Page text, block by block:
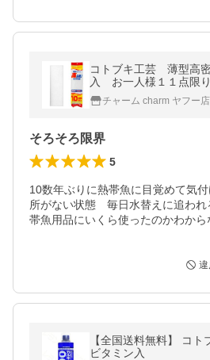
コトブキ工芸 薄型高
入 お一人様１１点限り
チャーム charm ヤフー店
そろそろ限界
5
10数年ぶりに熱帯魚に目覚めて気
所がない状態　毎日水替えに追わ
帯魚用品にいくら使ったのかわから
【全国送料無料】 コ
ビタミン入